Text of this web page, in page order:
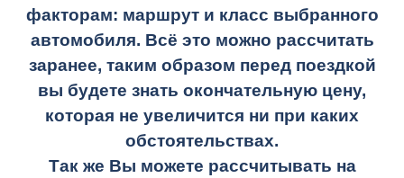
факторам: маршрут и класс выбранного
автомобиля. Всё это можно рассчитать
заранее, таким образом перед поездкой
вы будете знать окончательную цену,
которая не увеличится ни при каких
обстоятельствах.
Так же Вы можете рассчитывать на